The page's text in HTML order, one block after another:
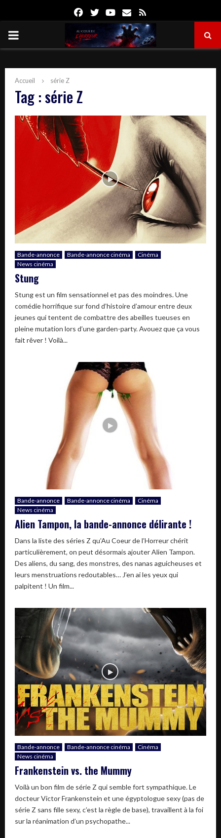
FacebookTwitterYoutube
Email
PRIMARY
Accueil série Z
Tag : série Z
Bande-annonce Bande-annonce cinéma
Cinéma
News cinéma
Stung
Stung est un film sensationnel et pas des moindres. Une
comédie horrifique sur fond d’histoire d’amour entre deux
jeunes qui tentent de combattre des abeilles tueuses en
pleine mutation lors d’une garden-party. Avouez que ça vous
fait rêver ! Voilà...
Bande-annonce Bande-annonce cinéma
Cinéma
News cinéma
Alien Tampon, la bande-annonce délirante !
Dans la liste des séries Z qu’Au Coeur de l’Horreur chérit
particulièrement, on peut désormais ajouter Alien Tampon.
Des aliens, du sang, des monstres, des nanas aguicheuses et
leurs menstruations redoutables… J’en ai les yeux qui
palpitent ! Un film...
Bande-annonce Bande-annonce cinéma
Cinéma
News cinéma
Frankenstein vs. the Mummy
Voilà un bon film de série Z qui semble fort sympathique. Le
docteur Victor Frankenstein et une égyptologue sexy (pas de
série Z sans fille sexy, c’est la règle de base), travaillent à la foi
sur la réanimation d’un psychopathe...